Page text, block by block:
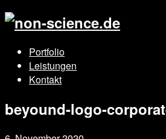
Portfolio
Leistungen
Kontakt
beyound-logo-